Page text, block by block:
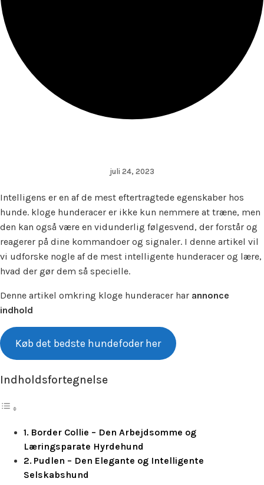
juli 24, 2023
Intelligens er en af de mest eftertragtede egenskaber hos
hunde. kloge hunderacer er ikke kun nemmere at træne, men
den kan også være en vidunderlig følgesvend, der forstår og
reagerer på dine kommandoer og signaler. I denne artikel vil
vi udforske nogle af de mest intelligente hunderacer og lære,
hvad der gør dem så specielle.
Denne artikel omkring kloge hunderacer har annonce
indhold
Køb det bedste hundefoder her
Indholdsfortegnelse
Border Collie – Den Arbejdsomme og
Læringsparate Hyrdehund
Pudlen – Den Elegante og Intelligente
Selskabshund